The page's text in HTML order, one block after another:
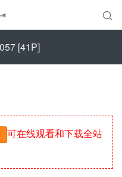

[41P]
可在线观看和下载全站